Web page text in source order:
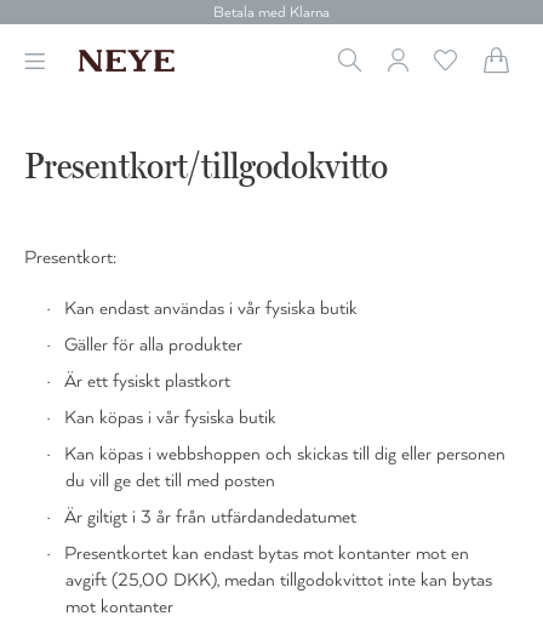
Betala med Klarna
Gratis frakt över 699 kr.
Presentkort/tillgodokvitto
Presentkort:
Kan endast användas i vår fysiska butik
Gäller för alla produkter
Är ett fysiskt plastkort
Kan köpas i vår fysiska butik
Kan köpas i webbshoppen och skickas till dig eller personen
du vill ge det till med posten
Är giltigt i 3 år från utfärdandedatumet
Presentkortet kan endast bytas mot kontanter mot en
avgift (25,00 DKK), medan tillgodokvittot inte kan bytas
mot kontanter